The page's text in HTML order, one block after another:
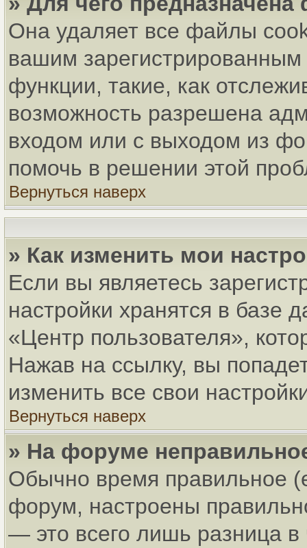
Она удаляет все файлы
вашим
функции, такие, как
возможность разрешена
входом или с выходом из
помочь в решении этой
Вернуться наверх
» Как изменить мои
Если вы являетесь
настройки хранятся в базе
«Центр пользователя»,
Нажав на ссылку, вы
изменить все свои
Вернуться наверх
» На форуме
Обычно время правильное
форум, настроены
— это всего лишь разница